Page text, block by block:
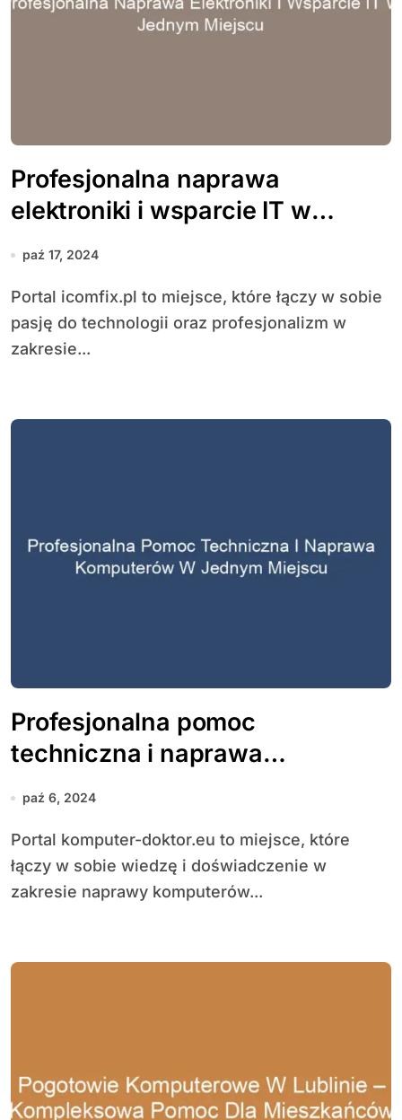
Profesjonalna naprawa
elektroniki i wsparcie IT w
jednym miejscu
paź 17, 2024
Portal icomfix.pl to miejsce, które łączy w sobie
pasję do technologii oraz profesjonalizm w
zakresie...
Profesjonalna pomoc
techniczna i naprawa
komputerów w jednym miejscu
paź 6, 2024
Portal komputer-doktor.eu to miejsce, które
łączy w sobie wiedzę i doświadczenie w
zakresie naprawy komputerów...